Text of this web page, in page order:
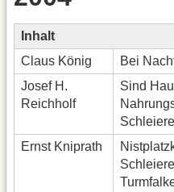
Inhalt
Claus König
Bei
Josef H.
Reichholf
Sind
Ernst Kniprath